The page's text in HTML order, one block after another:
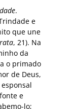
.
e
que une
, 21). Na
da
o primado
de Deus,
e
lo;